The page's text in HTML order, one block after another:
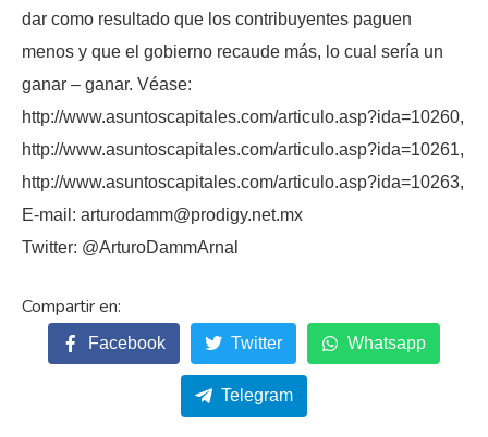
dar como resultado que los contribuyentes paguen
menos y que el gobierno recaude más, lo cual sería un
ganar – ganar. Véase:
http://www.asuntoscapitales.com/articulo.asp?ida=10260,
http://www.asuntoscapitales.com/articulo.asp?ida=10261,
http://www.asuntoscapitales.com/articulo.asp?ida=10263,
E-mail: arturodamm@prodigy.net.mx
Twitter: @ArturoDammArnal
Facebook Twitter Whatsapp
Telegram